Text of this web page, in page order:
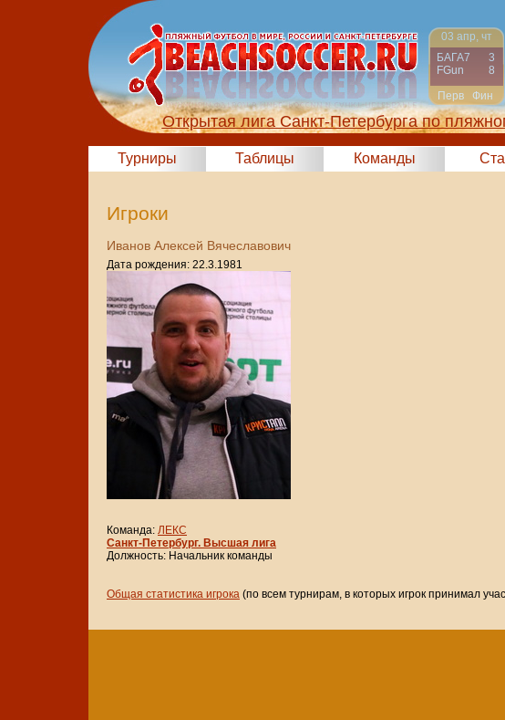
03 апр, чт
БАГА7
3
FGun
8
Перв
Фин
Открытая лига Санкт-Петербурга по
Турниры Таблицы Команды
Игроки
Иванов Алексей Вячеславович
Дата рождения: 22.3.1981
Команда: ЛЕКС
Санкт-Петербург. Высшая лига
Должность: Начальник команды
Общая статистика игрока (по всем турнирам, в которых игрок принимал